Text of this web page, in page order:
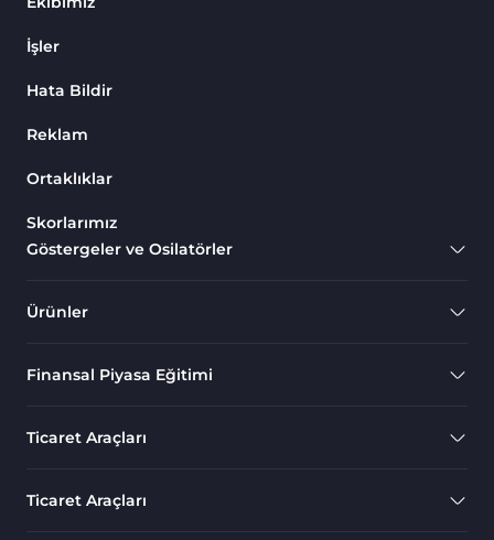
MetaTrader 4 için Fibonacci
Göstergeleri
Bantlar ve Kanallar MT4
Göstergeleri
Kurumsal Hisse Piyasası MT4
MT4 için Hareketli Göstergeleri
Scalping MT4 Göstergeleri
Göstergeleri
Göstergeleri
İşler
Hata Bildir
Reklam
Ortaklıklar
Skorlarımız
Göstergeler ve Osilatörler
Ürünler
Finansal Piyasa Eğitimi
Ticaret Araçları
Ticaret Araçları